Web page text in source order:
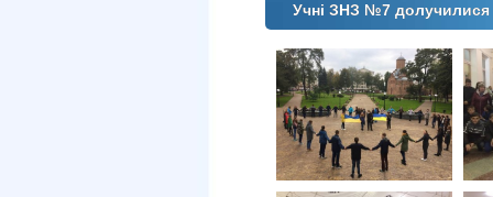
Учні ЗНЗ №7 долучилися